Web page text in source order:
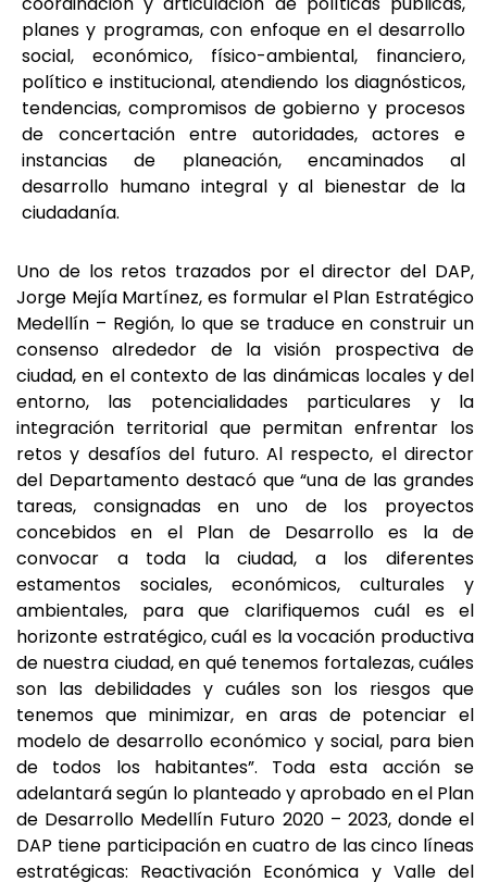
planes y programas, con enfoque en el desarrollo
social, económico, físico-ambiental, financiero,
político e institucional, atendiendo los diagnósticos,
tendencias, compromisos de gobierno y procesos
de concertación entre autoridades, actores e
instancias de planeación, encaminados al
desarrollo humano integral y al bienestar de la
ciudadanía.
Uno de los retos trazados por el director del DAP,
Jorge Mejía Martínez, es formular el Plan Estratégico
Medellín – Región, lo que se traduce en construir un
consenso alrededor de la visión prospectiva de
ciudad, en el contexto de las dinámicas locales y del
entorno, las potencialidades particulares y la
integración territorial que permitan enfrentar los
retos y desafíos del futuro. Al respecto, el director
del Departamento destacó que “una de las grandes
tareas, consignadas en uno de los proyectos
concebidos en el Plan de Desarrollo es la de
convocar a toda la ciudad, a los diferentes
estamentos sociales, económicos, culturales y
ambientales, para que clarifiquemos cuál es el
horizonte estratégico, cuál es la vocación productiva
de nuestra ciudad, en qué tenemos fortalezas, cuáles
son las debilidades y cuáles son los riesgos que
tenemos que minimizar, en aras de potenciar el
modelo de desarrollo económico y social, para bien
de todos los habitantes”. Toda esta acción se
adelantará según lo planteado y aprobado en el Plan
de Desarrollo Medellín Futuro 2020 – 2023, donde el
DAP tiene participación en cuatro de las cinco líneas
estratégicas: Reactivación Económica y Valle del